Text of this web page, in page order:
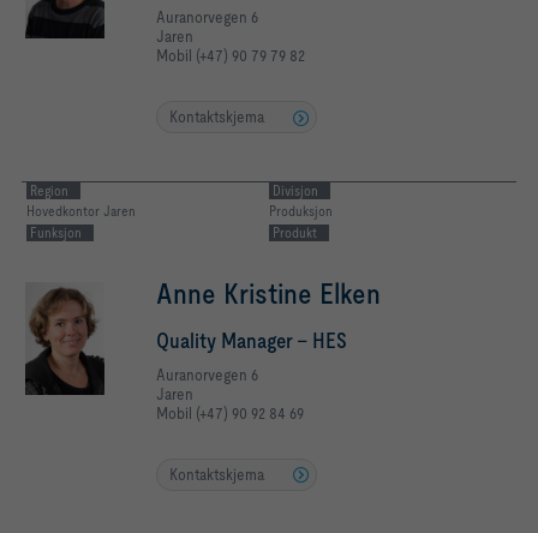
Auranorvegen 6
Jaren
Mobil (+47) 90 79 79 82
Kontaktskjema
Region
Hovedkontor Jaren
Divisjon
Produksjon
Funksjon
Produkt
Anne Kristine Elken
Quality Manager - HES
Auranorvegen 6
Jaren
Mobil (+47) 90 92 84 69
Kontaktskjema